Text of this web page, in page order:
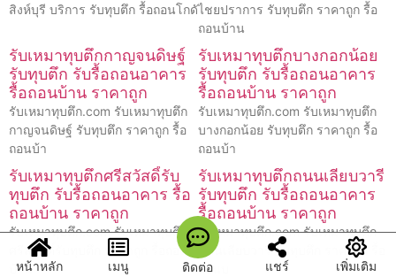
สิงห์บุรี บริการ รับทุบตึก รื้อถอนโกดัไชยปราการ รับทุบตึก ราคาถูก รื้อ
ถอนบ้าน
รับเหมาทุบตึกกาญจนดิษฐ์
รับทุบตึก รับรื้อถอนอาคาร
รื้อถอนบ้าน ราคาถูก
รับเหมาทุบตึก.com รับเหมาทุบตึก
กาญจนดิษฐ์ รับทุบตึก ราคาถูก รื้อ
ถอนบ้า
รับเหมาทุบตึกบางกอกน้อย
รับทุบตึก รับรื้อถอนอาคาร
รื้อถอนบ้าน ราคาถูก
รับเหมาทุบตึก.com รับเหมาทุบตึก
บางกอกน้อย รับทุบตึก ราคาถูก รื้อ
ถอนบ้า
รับเหมาทุบตึกศรีสวัสดิ์รับ
ทุบตึก รับรื้อถอนอาคาร รื้อ
ถอนบ้าน ราคาถูก
รับเหมาทุบตึก.com รับเหมาทุบตึก
ศรีสวัสดิ์รับทุบตึก ราคาถูก รื้อถอน
บ้าน
รับเหมาทุบตึกถนนเลียบวารี
รับทุบตึก รับรื้อถอนอาคาร
รื้อถอนบ้าน ราคาถูก
รับเหมาทุบตึก.com รับเหมาทุบตึก
ถนนเลียบวารี รับทุบตึก ราคาถูก รื้อ
ถอนบ
หน้าหลัก เมนู ติดต่อ แชร์ เพิ่มเติม